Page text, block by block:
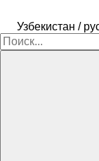
Узбекистан /